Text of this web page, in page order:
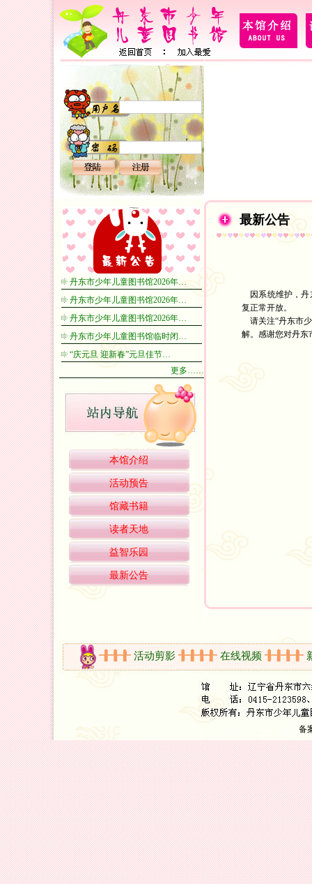
丹东市少年儿童图书馆2026年…
丹东市少年儿童图书馆2026年…
丹东市少年儿童图书馆2026年…
丹东市少年儿童图书馆临时闭…
“庆元旦 迎新春”元旦佳节…
更多……
本馆介绍
活动预告
馆藏书籍
读者天地
益智乐园
最新公告
最新公告
因系统维护，丹
复正常开放。
请关注“丹东市
解。感谢您对丹东
2024
开放时间 活动剪影 在线视频 新
备